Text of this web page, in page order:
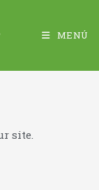
MENÚ
site.